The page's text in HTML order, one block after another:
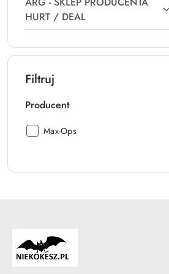
HURT / DEAL
Filtruj
Producent
Producent:
Max-Ops